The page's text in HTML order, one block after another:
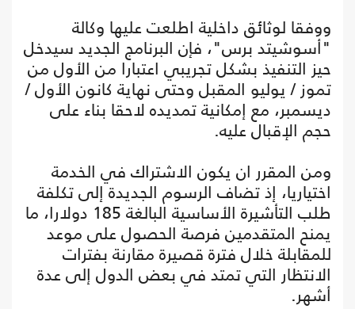
ووفقا لوثائق داخلية اطلعت عليها وكالة
"أسوشيتد برس"، فإن البرنامج الجديد سيدخل
حيز التنفيذ بشكل تجريبي اعتبارا من الأول من
تموز / يوليو المقبل وحتى نهاية كانون الأول /
ديسمبر، مع إمكانية تمديده لاحقا بناء على
حجم الإقبال عليه.
ومن المقرر ان يكون الاشتراك في الخدمة
اختياريا، إذ تضاف الرسوم الجديدة إلى تكلفة
طلب التأشيرة الأساسية البالغة 185 دولارا، ما
يمنح المتقدمين فرصة الحصول على موعد
للمقابلة خلال فترة قصيرة مقارنة بفترات
الانتظار التي تمتد في بعض الدول إلى عدة
أشهر.